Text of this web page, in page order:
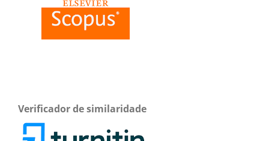
Verificador de similaridade